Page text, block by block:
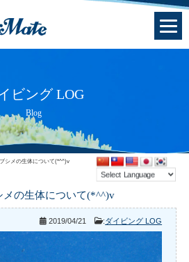
ビング LOG
Blog
シメの生体について(*^^)v
メの生体について(*^^)v
2019/04/21 :ダイビング LOG